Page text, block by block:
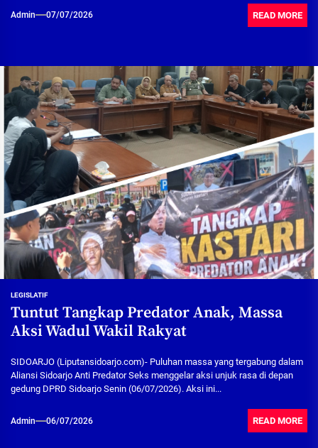
Admin 07/07/2026 READ MORE
LEGISLATIF
Tuntut Tangkap Predator Anak, Massa
Aksi Wadul Wakil Rakyat
SIDOARJO (Liputansidoarjo.com)- Puluhan massa yang tergabung dalam
Aliansi Sidoarjo Anti Predator Seks menggelar aksi unjuk rasa di depan
gedung DPRD Sidoarjo Senin (06/07/2026). Aksi ini...
Admin 06/07/2026 READ MORE